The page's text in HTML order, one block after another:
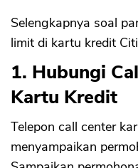
Selengkapnya soal
limit di kartu kredit
1. Hubungi
Kartu Kredit
Telepon call center
menyampaikan